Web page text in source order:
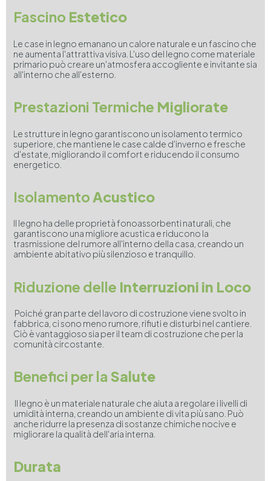
Fascino Estetico
Le case in legno emanano un calore naturale e un fascino che
ne aumenta l'attrattiva visiva. L'uso del legno come materiale
primario può creare un'atmosfera accogliente e invitante sia
all'interno che all'esterno.
Prestazioni Termiche Migliorate
Le strutture in legno garantiscono un isolamento termico
superiore, che mantiene le case calde d'inverno e fresche
d'estate, migliorando il comfort e riducendo il consumo
energetico.
Isolamento Acustico
Il legno ha delle proprietà fonoassorbenti naturali, che
garantiscono una migliore acustica e riducono la
trasmissione del rumore all'interno della casa, creando un
ambiente abitativo più silenzioso e tranquillo.
Riduzione delle Interruzioni in Loco
Poiché gran parte del lavoro di costruzione viene svolto in
fabbrica, ci sono meno rumore, rifiuti e disturbi nel cantiere.
Ciò è vantaggioso sia per il team di costruzione che per la
comunità circostante.
Benefici per la Salute
Il legno è un materiale naturale che aiuta a regolare i livelli di
umidità interna, creando un ambiente di vita più sano. Può
anche ridurre la presenza di sostanze chimiche nocive e
migliorare la qualità dell'aria interna.
Durata